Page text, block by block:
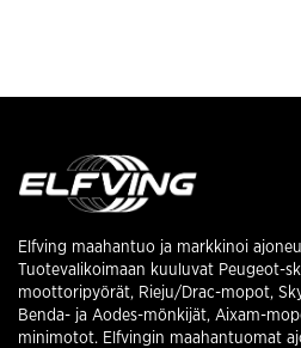
Elfving maahantuo ja markkinoi
Tuotevalikoimaan kuuluvat Peugeot-
moottoripyörät, Rieju/Drac-mopot,
Benda- ja Aodes-mönkijät, Aixam-
minimotot. Elfvingin maahantuomat